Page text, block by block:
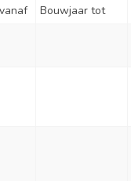
Bouwjaar tot